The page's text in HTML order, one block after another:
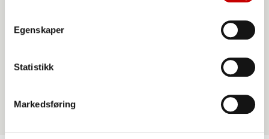
Egenskaper
Statistikk
Markedsføring